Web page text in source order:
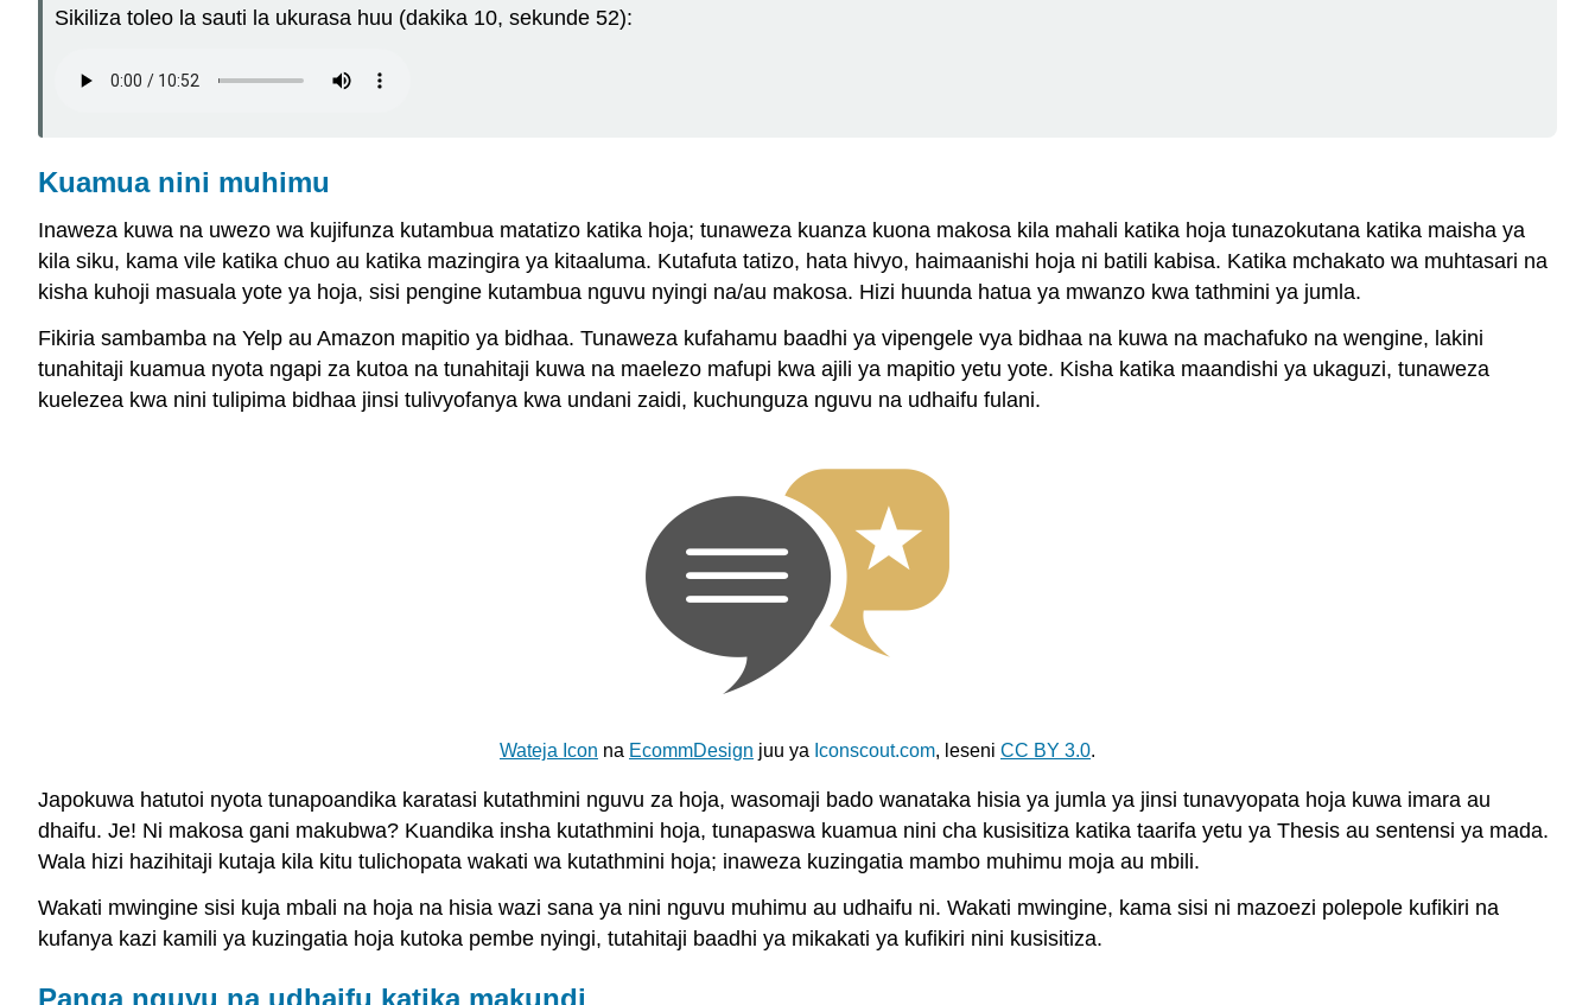
nguvu
na
makundi
Mfano
chanya
wa
Sikiliza toleo la sauti la ukurasa huu (dakika 10, sekunde 52):
Kuamua nini muhimu
Inaweza kuwa na uwezo wa kujifunza kutambua matatizo katika hoja; tunaweza kuanza kuona makosa kila mahali katika hoja tunazokutana katika maisha ya
kila siku, kama vile katika chuo au katika mazingira ya kitaaluma. Kutafuta tatizo, hata hivyo, haimaanishi hoja ni batili kabisa. Katika mchakato wa muhtasari na
kisha kuhoji masuala yote ya hoja, sisi pengine kutambua nguvu nyingi na/au makosa. Hizi huunda hatua ya mwanzo kwa tathmini ya jumla.
Fikiria sambamba na Yelp au Amazon mapitio ya bidhaa. Tunaweza kufahamu baadhi ya vipengele vya bidhaa na kuwa na machafuko na wengine, lakini
tunahitaji kuamua nyota ngapi za kutoa na tunahitaji kuwa na maelezo mafupi kwa ajili ya mapitio yetu yote. Kisha katika maandishi ya ukaguzi, tunaweza
kuelezea kwa nini tulipima bidhaa jinsi tulivyofanya kwa undani zaidi, kuchunguza nguvu na udhaifu fulani.
Wateja Icon na EcommDesign juu ya Iconscout.com, leseni CC BY 3.0.
Japokuwa hatutoi nyota tunapoandika karatasi kutathmini nguvu za hoja, wasomaji bado wanataka hisia ya jumla ya jinsi tunavyopata hoja kuwa imara au
dhaifu. Je! Ni makosa gani makubwa? Kuandika insha kutathmini hoja, tunapaswa kuamua nini cha kusisitiza katika taarifa yetu ya Thesis au sentensi ya mada.
Wala hizi hazihitaji kutaja kila kitu tulichopata wakati wa kutathmini hoja; inaweza kuzingatia mambo muhimu moja au mbili.
Wakati mwingine sisi kuja mbali na hoja na hisia wazi sana ya nini nguvu muhimu au udhaifu ni. Wakati mwingine, kama sisi ni mazoezi polepole kufikiri na
kufanya kazi kamili ya kuzingatia hoja kutoka pembe nyingi, tutahitaji baadhi ya mikakati ya kufikiri nini kusisitiza.
Panga nguvu na udhaifu katika makundi